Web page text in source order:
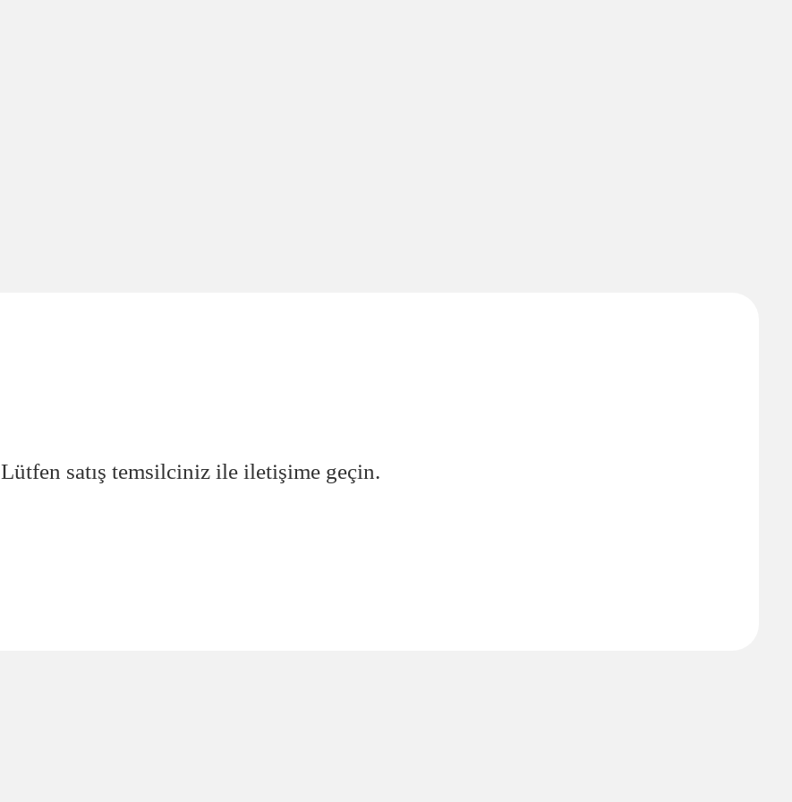
Lütfen satış temsilciniz ile iletişime geçin.